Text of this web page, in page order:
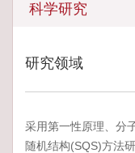
科学研究
研究领域
采用第一性原理、分
随机结构(SQS)方法